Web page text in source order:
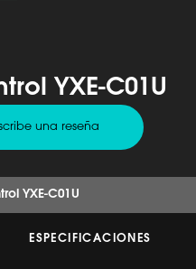
YXE-C01U
una reseña
YXE-C01U
ESPECIFICACIONES